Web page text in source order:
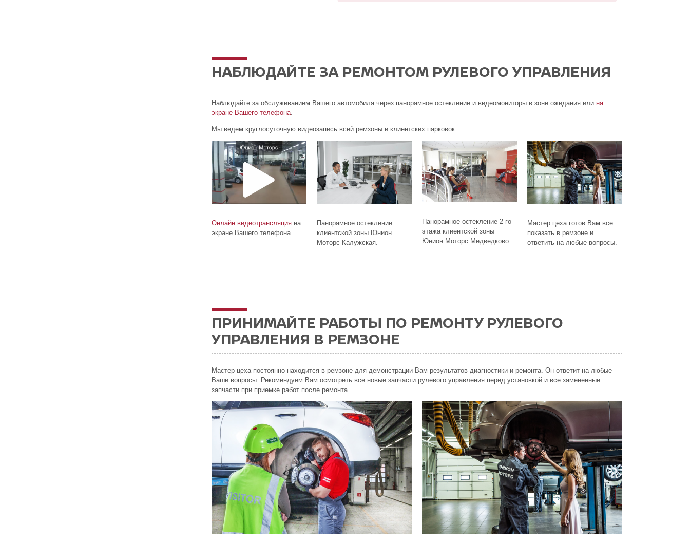
НАБЛЮДАЙТЕ ЗА РЕМОНТОМ РУЛЕВОГО УПРАВЛЕНИЯ
Наблюдайте за обслуживанием Вашего автомобиля через панорамное остекление и видеомониторы в зоне ожидания или на
экране Вашего телефона
Мы ведем круглосуточную видеозапись всей ремзоны и клиентских парковок.
Онлайн видеотрансляция на
экране Вашего телефона.
Панорамное остекление
клиентской зоны Юнион
Моторс Калужская.
Панорамное остекление 2-го
этажа клиентской зоны
Юнион Моторс Медведково.
Мастер цеха готов Вам все
показать в ремзоне и
ответить на любые вопросы.
ПРИНИМАЙТЕ РАБОТЫ ПО РЕМОНТУ РУЛЕВОГО
УПРАВЛЕНИЯ В РЕМЗОНЕ
Мастер цеха постоянно находится в ремзоне для демонстрации Вам результатов диагностики и ремонта. Он ответит на любые
Ваши вопросы. Рекомендуем Вам осмотреть все новые запчасти рулевого управления перед установкой и все замененные
запчасти при приемке работ после ремонта.